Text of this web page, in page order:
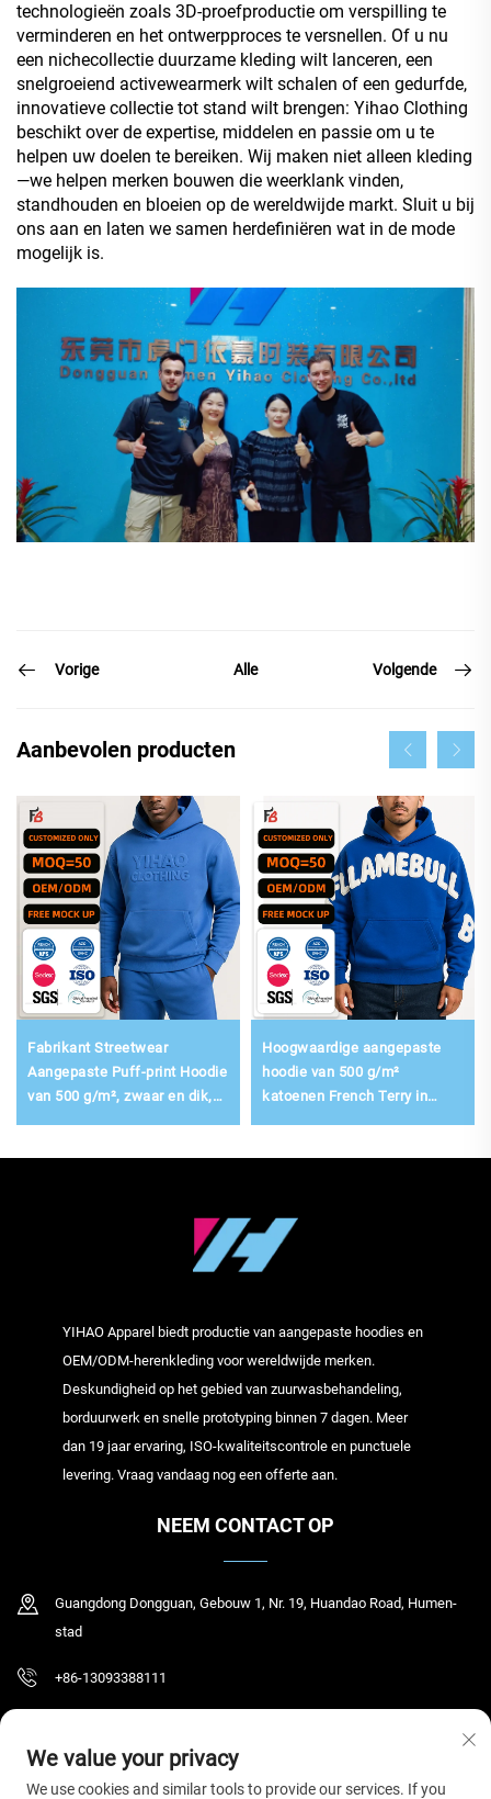
technologieën zoals 3D-proefproductie om verspilling te
verminderen en het ontwerpproces te versnellen. Of u nu
een nichecollectie duurzame kleding wilt lanceren, een
snelgroeiend activewearmerk wilt schalen of een gedurfde,
innovatieve collectie tot stand wilt brengen: Yihao Clothing
beschikt over de expertise, middelen en passie om u te
helpen uw doelen te bereiken. Wij maken niet alleen kleding
—we helpen merken bouwen die weerklank vinden,
standhouden en bloeien op de wereldwijde markt. Sluit u bij
ons aan en laten we samen herdefiniëren wat in de mode
mogelijk is.
Vorige Alle Volgende
Aanbevolen producten
Fabrikant Streetwear
Aangepaste Puff-print Hoodie
van 500 g/m², zwaar en dik,
Hoogwaardige aangepaste
hoodie van 500 g/m²
katoenen French Terry in
YIHAO Apparel biedt productie van aangepaste hoodies en
OEM/ODM-herenkleding voor wereldwijde merken.
Deskundigheid op het gebied van zuurwasbehandeling,
borduurwerk en snelle prototyping binnen 7 dagen. Meer
dan 19 jaar ervaring, ISO-kwaliteitscontrole en punctuele
levering. Vraag vandaag nog een offerte aan.
NEEM CONTACT OP
Guangdong Dongguan, Gebouw 1, Nr. 19, Huandao Road, Humen-
stad
+86-13093388111
We value your privacy
We use cookies and similar tools to provide our services. If you